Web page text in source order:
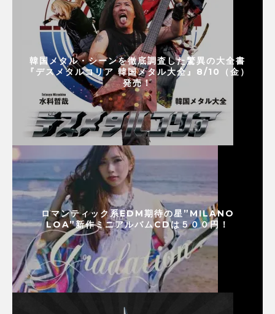
韓国メタル・シーンを徹底調査した驚異の大全書
『デスメタルコリア 韓国メタル大全』8/10（金）
発売！
ロマンティック系EDM期待の星”MILANO
LOA”新作ミニアルバムCDは５００円！